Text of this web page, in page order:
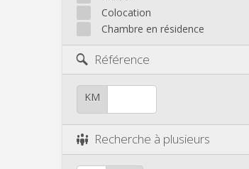
Colocation
Chambre en résidence
Référence
KM
Recherche à plusieurs